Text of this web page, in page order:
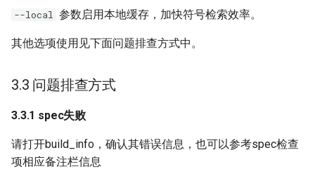
--local 参数启用本地缓存，加快符号检索效率。
其他选项使用见下面问题排查方式中。
3.3 问题排查方式
3.3.1 spec失败
请打开build_info，确认其错误信息，也可以参考spec检查
项相应备注栏信息